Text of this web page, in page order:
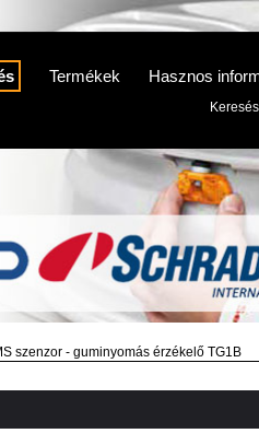
Termékek Hasznos
szenzor - guminyomás érzékelő TG1B